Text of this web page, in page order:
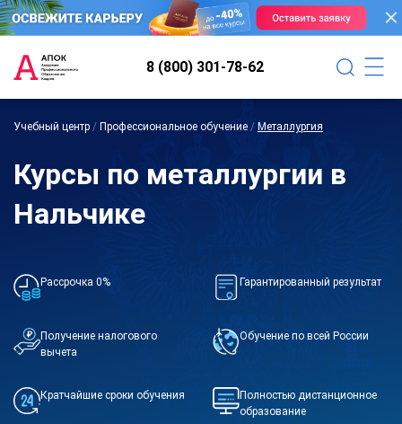
8 (800) 301-78-62
Учебный центр / Профессиональное обучение / Металлургия
Курсы по металлургии в
Нальчике
Рассрочка 0% Гарантированный результат
Получение налогового
вычета
Обучение по всей России
Кратчайшие сроки обучения
Полностью дистанционное
образование